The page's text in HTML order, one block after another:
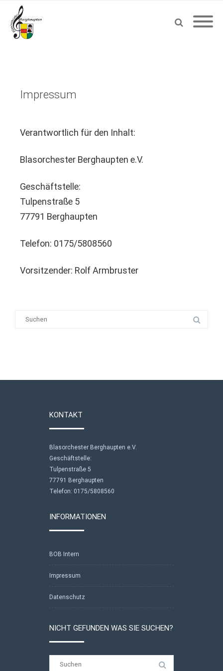
Impressum
Verantwortlich für den Inhalt:
Blasorchester Berghaupten e.V.
Geschäftstelle:
Tulpenstraße 5
77791 Berghaupten
Telefon: 0175/5808560
Vorsitzender: Rolf Armbruster
KONTAKT
Blasorchester Berghaupten e.V.
Geschäftstelle:
Tulpenstraße 5
77791 Berghaupten
Telefon: 0175/5808560
INFORMATIONEN
BOB Intern
Impressum
Datenschutz
NICHT GEFUNDEN WAS SIE SUCHEN?